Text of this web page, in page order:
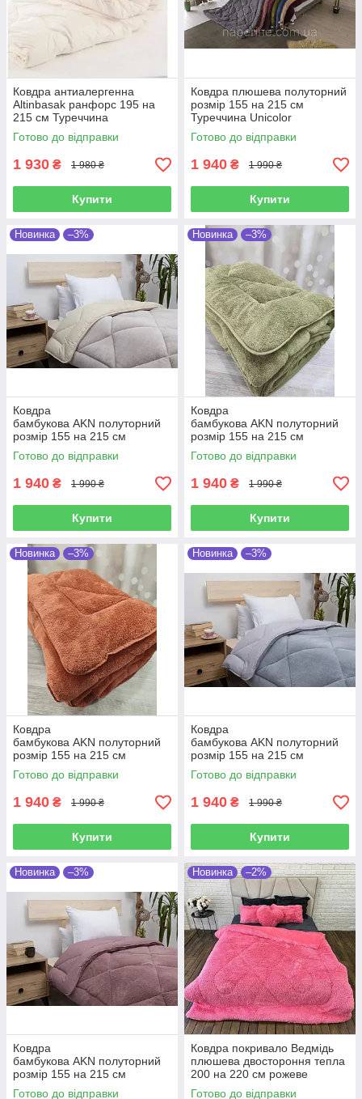
Ковдра антиалергенна
Altinbasak ранфорс 195 на
215 см Туреччина
Готово до відправки
1 930 ₴ 1 980 ₴
Купити
Ковдра плюшева полуторний
розмір 155 на 215 см
Туреччина Unicolor
Готово до відправки
1 940 ₴ 1 990 ₴
Купити
Новинка –3%
Ковдра
бамбукова AKN полуторний
розмір 155 на 215 см
Туреччина бежева
Готово до відправки
1 940 ₴ 1 990 ₴
Купити
Новинка –3%
Ковдра
бамбукова AKN полуторний
розмір 155 на 215 см
Туреччина оливкова
Готово до відправки
1 940 ₴ 1 990 ₴
Купити
Новинка –3%
Ковдра
бамбукова AKN полуторний
розмір 155 на 215 см
Туреччина теракотова
Готово до відправки
1 940 ₴ 1 990 ₴
Купити
Новинка –3%
Ковдра
бамбукова AKN полуторний
розмір 155 на 215 см
Туреччина сіра
Готово до відправки
1 940 ₴ 1 990 ₴
Купити
Новинка –3%
Ковдра
бамбукова AKN полуторний
розмір 155 на 215 см
Туреччина пудрова
Готово до відправки
Новинка –2%
Ковдра покривало Ведмідь
плюшева двостороння тепла
200 на 220 см рожеве
Готово до відправки